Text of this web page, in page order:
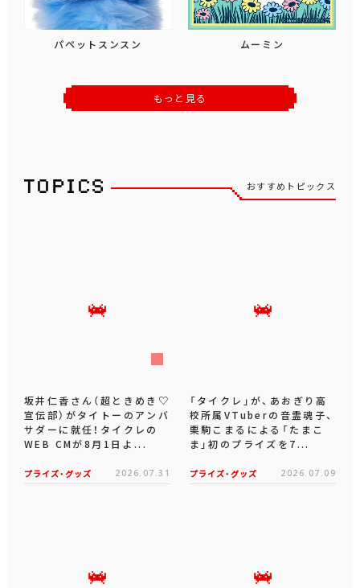
パペットスンスン ムーミン
もっと見る
おすすめトピックス
坂井仁香さん（超ときめき♡
宣伝部）がタイトーのアンバ
サダーに就任！タイクレの
WEB CMが8月1日よ...
プライズ・グッズ 2026.07.31
「タイクレ」が、あおぎり高
校所属VTuberの音霊魂子、
栗駒こまるによる「たまこ
ま」初のプライズを7...
プライズ・グッズ 2026.07.09